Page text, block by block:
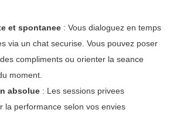
et spontanee : Vous dialoguez en temps
via un chat securise. Vous pouvez poser
compliments ou orienter la seance
moment.
absolue : Les sessions privees
la performance selon vos envies